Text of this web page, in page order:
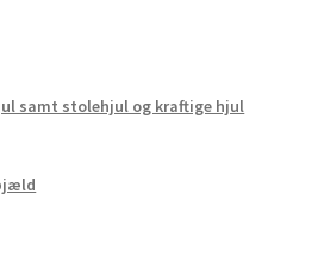
samt stolehjul og kraftige hjul